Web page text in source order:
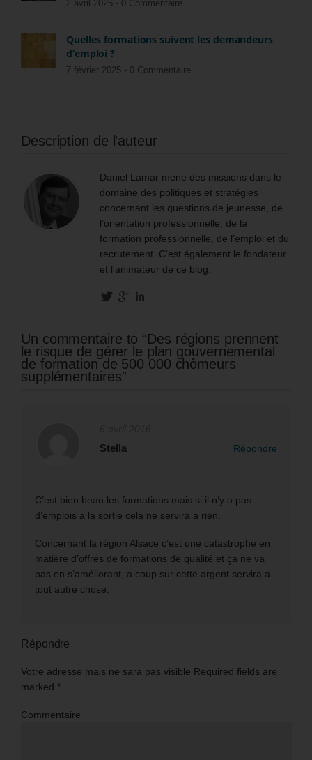
2 avril 2025 - 0 Commentaire
Quelles formations suivent les demandeurs
d’emploi ?
7 février 2025 - 0 Commentaire
Description de l'auteur
Daniel Lamar mène des missions dans le
domaine des politiques et stratégies
concernant les questions de jeunesse, de
l’orientation professionnelle, de la
formation professionnelle, de l’emploi et du
recrutement. C'est également le fondateur
et l'animateur de ce blog.
Un commentaire to “Des régions prennent
le risque de gérer le plan gouvernemental
de formation de 500 000 chômeurs
supplémentaires”
Stella Répondre
C’est bien beau les formations mais si il n’y a pas
d’emplois a la sortie cela ne servira a rien.
Concernant la région Alsace c’est une catastrophe en
matière d’offres de formations de qualité et ça ne va
pas en s’améliorant, a coup sur cette argent servira a
tout autre chose.
Répondre
Votre adresse mais ne sara pas visible Required fields are
marked *
Commentaire